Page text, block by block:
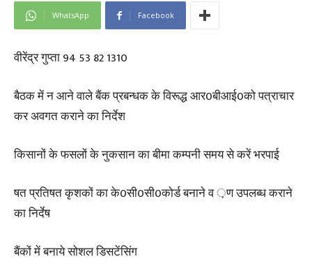
WhatsApp Facebook
वीरेंद्र गुप्ता 94 53 82 1310
बैठक में न आने वाले बैंक प्रबन्धक के विरूद्ध आर0बीआई0को पत्राचार
कर अवगत कराने का निर्देश
किसानों के फसलों के नुकसान का बीमा कम्पनी समय से करें भरपाई
षत प्रतिषत कृशकों का के0सी0सी0कोर्ड बनाने व ़ण उपलब्ध कराने
का निर्देष
बैंकों में बनाये सोशल डिसटेंसिंग